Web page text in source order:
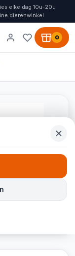
elke dag 10u-20u
dierenwinkel
0